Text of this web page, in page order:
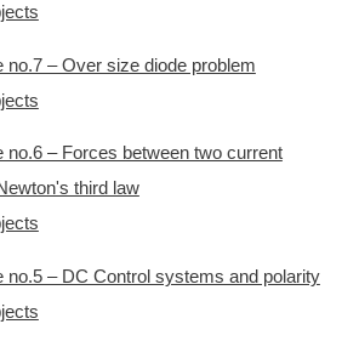
no.7 – Over size diode problem
no.6 – Forces between two current
third law
no.5 – DC Control systems and polarity